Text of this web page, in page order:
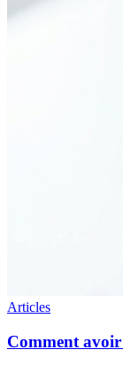
Articles
Comment